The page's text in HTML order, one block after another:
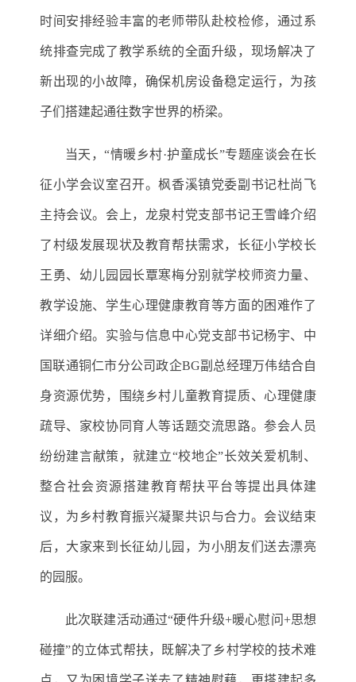
时间安排经验丰富的老师带队赴校检修，通过系
统排查完成了教学系统的全面升级 ， 现场解决了
新出现的小故障，确保机房设备稳定运行，为孩
子们搭建起通往数字世界的桥梁。
当天，“情暖乡村·护童成长”专题座谈会在长
征小学会议室召开。枫香溪镇党委副书记杜尚飞
主持会议。会上，龙泉村党支部书记王雪峰介绍
了村级发展现状及教育帮扶需求，长征小学校长
王勇、幼儿园园长覃寒梅分别就学校师资力量、
教学设施、学生心理健康教育等方面的困难作了
详细介绍。 实验与信息中心党支部书记杨宇、 中
国联通铜仁市分公司政企BG副总经理万伟结合自
身资源优势，围绕乡村儿童教育提质、心理健康
疏导、家校协同育人等话题交流思路。参会人员
纷纷建言献策，就建立“校地企”长效关爱机制、
整合社会资源搭建教育帮扶平台等提出具体建
议，为乡村教育振兴凝聚共识与合力。 会议结束
后，大家来到长征幼儿园，为小朋友们送去漂亮
的园服。
此次联建活动通过“硬件升级+暖心慰问+思想
碰撞”的立体式帮扶，既解决了乡村学校的技术难